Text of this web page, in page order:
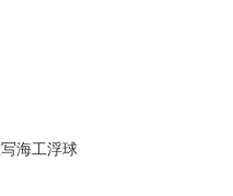
海工浮球